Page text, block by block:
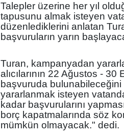
Talepler üzerine her yıl
tapusunu almak isteyen
düzenlediklerini anlatan
başvuruların yarın
Turan, kampanyadan
alıcılarının 22 Ağustos -
başvuruda
yararlanmak isteyen
kadar başvurularını
borç kapatmalarında söz
mümkün olmayacak." dedi.